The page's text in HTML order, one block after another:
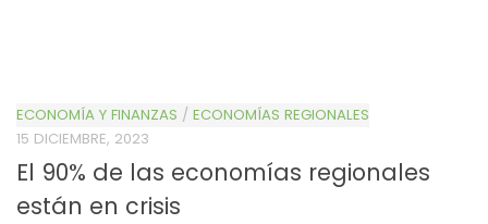
ECONOMÍA Y FINANZAS / ECONOMÍAS REGIONALES
15 DICIEMBRE, 2023
El 90% de las economías regionales
están en crisis